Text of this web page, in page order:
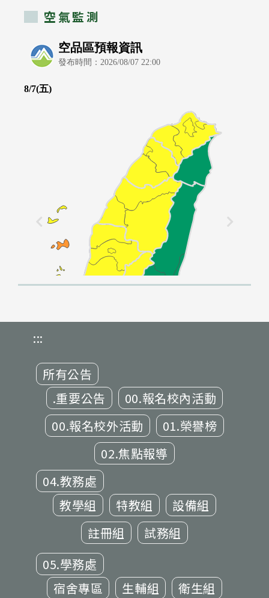
空氣監測
:::
所有公告
.重要公告
00.報名校內活動
00.報名校外活動
01.榮譽榜
02.焦點報導
04.教務處
教學組
特教組
設備組
註冊組
試務組
05.學務處
宿舍專區
生輔組 衛生組